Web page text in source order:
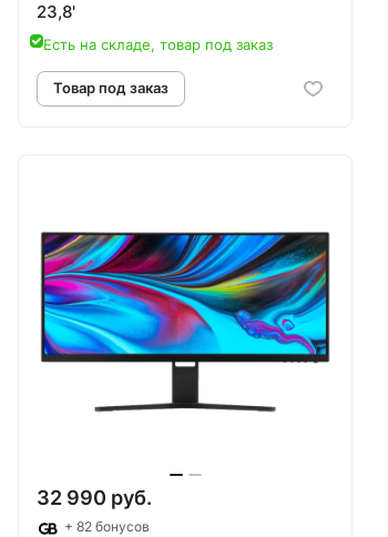
23,8'
Есть на складе, товар под заказ
32 990 руб.
+ 82 бонусов